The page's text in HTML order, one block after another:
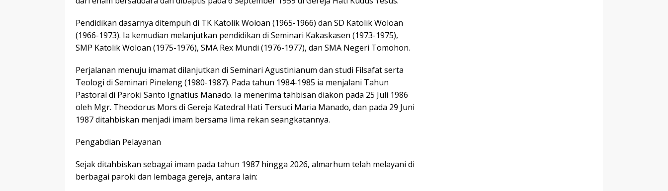
Pendidikan dasarnya ditempuh di TK Katolik Woloan (1965-1966) dan SD Katolik Woloan
(1966-1973). Ia kemudian melanjutkan pendidikan di Seminari Kakaskasen (1973-1975),
SMP Katolik Woloan (1975-1976), SMA Rex Mundi (1976-1977), dan SMA Negeri Tomohon.
Perjalanan menuju imamat dilanjutkan di Seminari Agustinianum dan studi Filsafat serta
Teologi di Seminari Pineleng (1980-1987). Pada tahun 1984-1985 ia menjalani Tahun
Pastoral di Paroki Santo Ignatius Manado. Ia menerima tahbisan diakon pada 25 Juli 1986
oleh Mgr. Theodorus Mors di Gereja Katedral Hati Tersuci Maria Manado, dan pada 29 Juni
1987 ditahbiskan menjadi imam bersama lima rekan seangkatannya.
Pengabdian Pelayanan
Sejak ditahbiskan sebagai imam pada tahun 1987 hingga 2026, almarhum telah melayani di
berbagai paroki dan lembaga gereja, antara lain: